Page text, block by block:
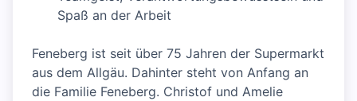
Spaß an der Arbeit
Feneberg ist seit über 75 Jahren der Supermarkt
aus dem Allgäu. Dahinter steht von Anfang an
die Familie Feneberg. Christof und Amelie